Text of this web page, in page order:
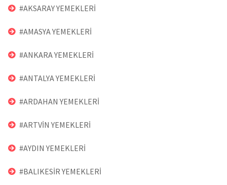
#AKSARAY YEMEKLERİ
#AMASYA YEMEKLERİ
#ANKARA YEMEKLERİ
#ANTALYA YEMEKLERİ
#ARDAHAN YEMEKLERİ
#ARTVİN YEMEKLERİ
#AYDIN YEMEKLERİ
#BALIKESİR YEMEKLERİ